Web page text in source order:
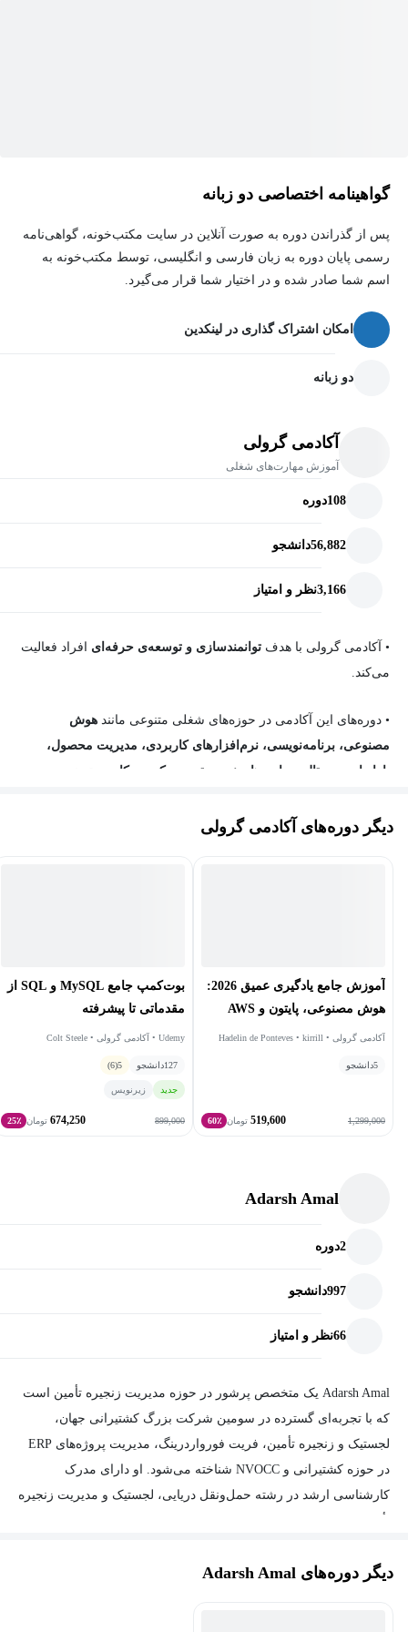
گواهینامه اختصاصی دو زبانه
پس از گذراندن دوره به صورت آنلاین در سایت مکتب‌خونه، گواهی‌نامه
رسمی پایان دوره به زبان فارسی و انگلیسی، توسط مکتب‌خونه به
اسم شما صادر شده و در اختیار شما قرار می‌گیرد.
امکان اشتراک گذاری در لینکدین
دو زبانه
آکادمی گرولی
آموزش مهارت‌های شغلی
108دوره
56,882دانشجو
3,166نظر و امتیاز
• آکادمی گرولی با هدف توانمندسازی و توسعه‌ی حرفه‌ای افراد فعالیت
می‌کند.
• دوره‌های این آکادمی در حوزه‌های شغلی متنوعی مانند هوش
مصنوعی، برنامه‌نویسی، نرم‌افزارهای کاربردی، مدیریت محصول،
بازاریابی دیجیتال، مهارت‌های نرم
توسعه کسب‌وکار
دیگر دوره‌های آکادمی گرولی
آموزش جامع یادگیری عمیق 2026:
هوش مصنوعی، پایتون و AWS
آکادمی گرولی • Hadelin de Ponteves • kirrill
5دانشجو
1,299,000
519,600 تومان 60٪
بوت‌کمپ جامع MySQL و SQL از
مقدماتی تا پیشرفته
Udemy • آکادمی گرولی • Colt Steele
127دانشجو 5
(6)
جدید زیرنویس
899,000
674,250 تومان 25٪
Adarsh Amal
2دوره
997دانشجو
66نظر و امتیاز
Adarsh Amal یک متخصص پرشور در حوزه مدیریت زنجیره تأمین است
که با تجربه‌ای گسترده در سومین شرکت بزرگ کشتیرانی جهان،
لجستیک و زنجیره تأمین، فریت فورواردرینگ، مدیریت پروژه‌های ERP
در حوزه کشتیرانی و NVOCC شناخته می‌شود. او دارای مدرک
کارشناسی ارشد در رشته حمل‌ونقل دریایی، لجستیک و مدیریت زنجیره
سفر حرفه‌ای او با درک عمیق از ارزش زمان آغاز شد. او که زمانی یک
دیگر دوره‌های Adarsh Amal